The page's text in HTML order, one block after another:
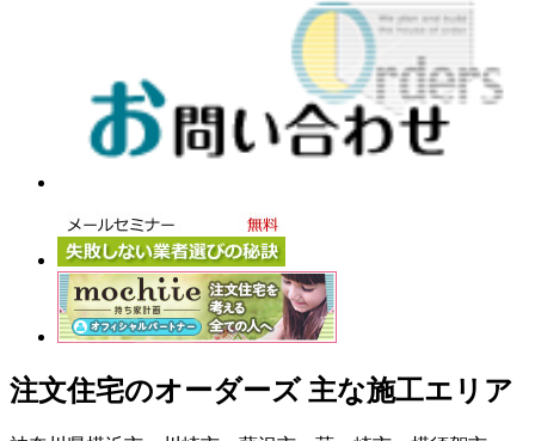
注文住宅のオーダーズ 主な施工エリア